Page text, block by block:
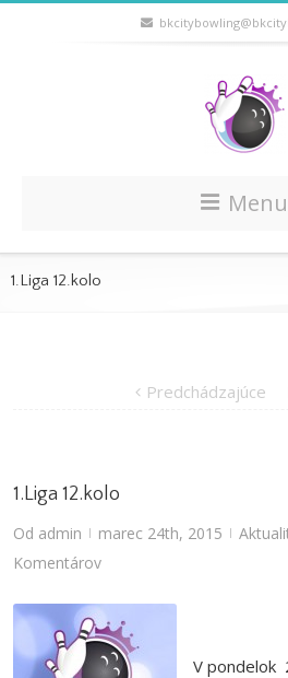
Menu
1.Liga 12.kolo
Predchádzajúce
1.Liga 12.kolo
Od admin | marec 24th, 2015 |
Komentárov
V pondelok